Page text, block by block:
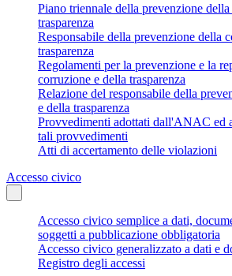
Piano triennale della prevenzione
trasparenza
Responsabile della prevenzione della
trasparenza
Regolamenti per la prevenzione e la
corruzione e della trasparenza
Relazione del responsabile della
e della trasparenza
Provvedimenti adottati dall'ANAC ed
tali provvedimenti
Atti di accertamento delle violazioni
Accesso civico
Accesso civico semplice a dati,
soggetti a pubblicazione obbligatoria
Accesso civico generalizzato a dati e
Registro degli accessi